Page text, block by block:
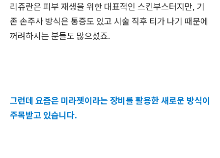
리쥬란은 피부 재생을 위한 대표적인 스킨부스터지만, 기
존 손주사 방식은 통증도 있고 시술 직후 티가 나기 때문에
꺼려하시는 분들도 많으셨죠.
그런데 요즘은 미라젯이라는 장비를 활용한 새로운 방식이
주목받고 있습니다.